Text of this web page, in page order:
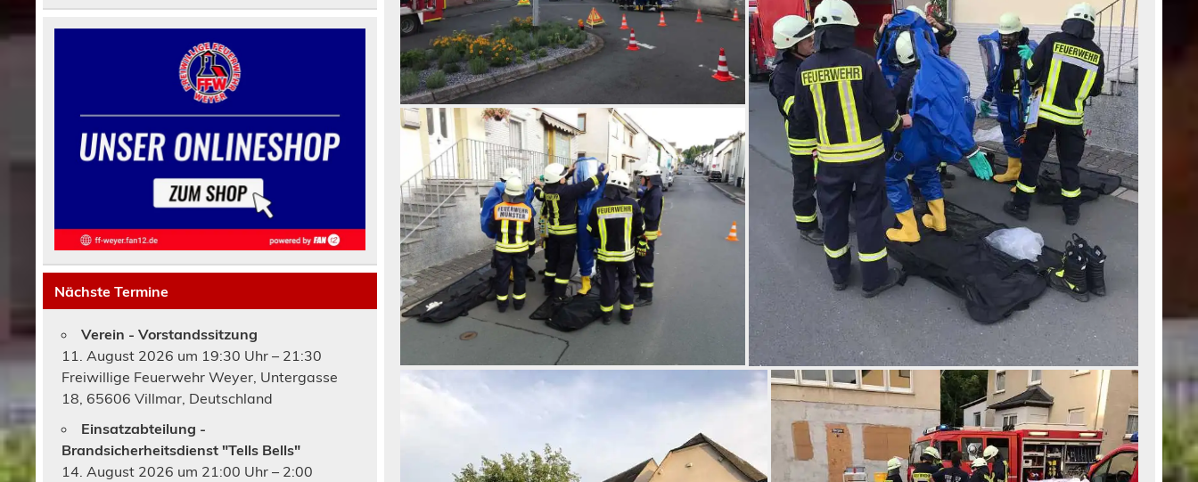
Nächste Termine
Verein - Vorstandssitzung
11. August 2026 um 19:30 Uhr – 21:30
Freiwillige Feuerwehr Weyer, Untergasse
18, 65606 Villmar, Deutschland
Einsatzabteilung -
Brandsicherheitsdienst "Tells Bells"
14. August 2026 um 21:00 Uhr – 2:00